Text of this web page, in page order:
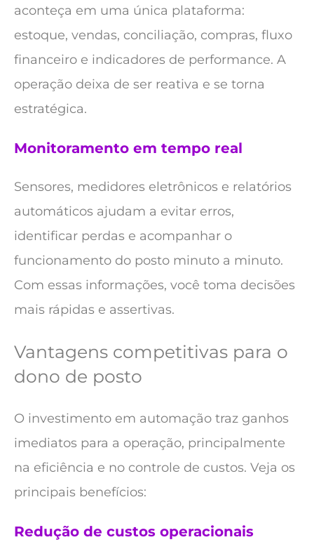
aconteça em uma única plataforma:
estoque, vendas, conciliação, compras, fluxo
financeiro e indicadores de performance. A
operação deixa de ser reativa e se torna
estratégica.
Monitoramento em tempo real
Sensores, medidores eletrônicos e relatórios
automáticos ajudam a evitar erros,
identificar perdas e acompanhar o
funcionamento do posto minuto a minuto.
Com essas informações, você toma decisões
mais rápidas e assertivas.
Vantagens competitivas para o
dono de posto
O investimento em automação traz ganhos
imediatos para a operação, principalmente
na eficiência e no controle de custos. Veja os
principais benefícios:
Redução de custos operacionais